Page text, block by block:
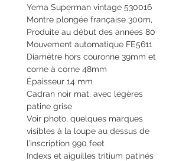
Yema Superman vintage 530016
Montre plongée française 300m,
Produite au début des années 80
Mouvement automatique FE5611
Diamètre hors couronne 39mm et
corne à corne 48mm
Épaisseur 14 mm
Cadran noir mat, avec légères
patine grise
Voir photo, quelques marques
visibles à la loupe au dessus de
l’inscription 990 feet
Indexs et aiguilles tritium patinés